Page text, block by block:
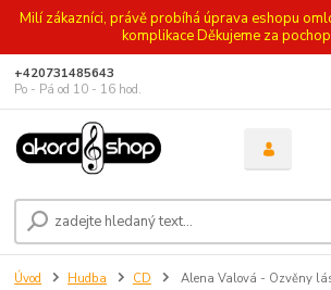
Milí zákazníci, právě probíhá úprava eshopu
komplikace Děkujeme za
+420731485643
Po - Pá od 10 - 16 hod.
Úvod Hudba CD Alena Valová - Ozvěny